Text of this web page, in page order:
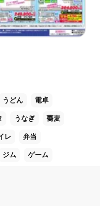
うどん 電卓
うなぎ 蕎麦
レ 弁当
ジム ゲーム